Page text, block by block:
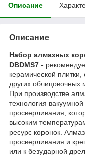
Описание
Описание
Набор алмазных
DBDMS7 -
керамической
других облицовочных
При производстве
технология
просверливания,
высоким
ресурс коронок.
просверливания и
или к безударной